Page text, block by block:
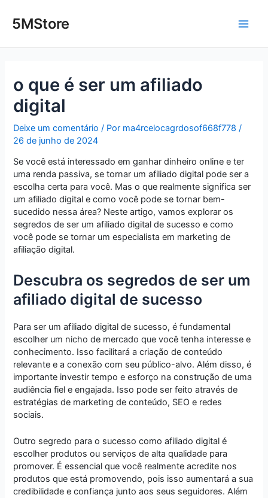
para5MStore
o que é ser um afiliado
digital
Deixe um comentário / Por ma4rcelocagrdosof668f778/
26 de junho de 2024
Se você está interessado em ganhar dinheiro online e ter
uma renda passiva, se tornar um afiliado digital pode ser a
escolha certa para você. Mas o que realmente significa ser
um afiliado digital e como você pode se tornar bem-
sucedido nessa área? Neste artigo, vamos explorar os
segredos de ser um afiliado digital de sucesso e como
você pode se tornar um especialista em marketing de
afiliação digital.
Descubra os segredos de ser um
afiliado digital de sucesso
Para ser um afiliado digital de sucesso, é fundamental
escolher um nicho de mercado que você tenha interesse e
conhecimento. Isso facilitará a criação de conteúdo
relevante e a conexão com seu público-alvo. Além disso, é
importante investir tempo e esforço na construção de uma
audiência fiel e engajada. Isso pode ser feito através de
estratégias de marketing de conteúdo, SEO e redes
sociais.
Outro segredo para o sucesso como afiliado digital é
escolher produtos ou serviços de alta qualidade para
promover. É essencial que você realmente acredite nos
produtos que está promovendo, pois isso aumentará a sua
credibilidade e confiança junto aos seus seguidores. Além
navigation